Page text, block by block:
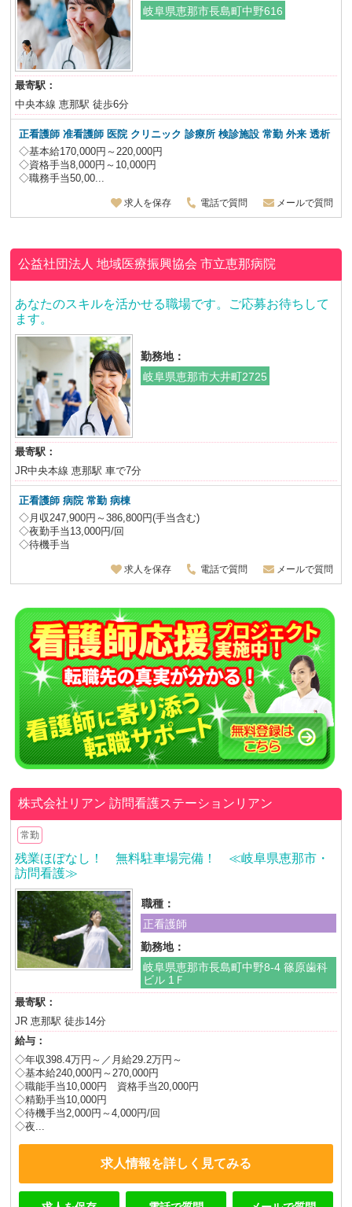
岐阜県恵那市長島町中野616
最寄駅：
中央本線 恵那駅 徒歩6分
正看護師 准看護師 医院 クリニック 診療所 検診施設 常勤 外来 透析
◇基本給170,000円～220,000円
◇資格手当8,000円～10,000円
◇職務手当50,00...
求人を保存 電話で質問 メールで質問
公益社団法人 地域医療振興協会市立恵那病院
あなたのスキルを活かせる職場です。ご応募お待ちして
ます。
勤務地：
岐阜県恵那市大井町2725
最寄駅：
JR中央本線 恵那駅 車で7分
正看護師 病院 常勤 病棟
◇月収247,900円～386,800円(手当含む)
◇夜勤手当13,000円/回
◇待機手当
求人を保存 電話で質問 メールで質問
株式会社リアン訪問看護ステーションリアン
常勤
残業ほぼなし！ 無料駐車場完備！ ≪岐阜県恵那市・
訪問看護≫
職種：
正看護師
勤務地：
岐阜県恵那市長島町中野8-4 篠原歯科
ビル 1Ｆ
最寄駅：
JR 恵那駅 徒歩14分
給与：
◇年収398.4万円～／月給29.2万円～
◇基本給240,000円～270,000円
◇職能手当10,000円 資格手当20,000円
◇精勤手当10,000円
◇待機手当2,000円～4,000円/回
◇夜...
求人情報を詳しく見てみる